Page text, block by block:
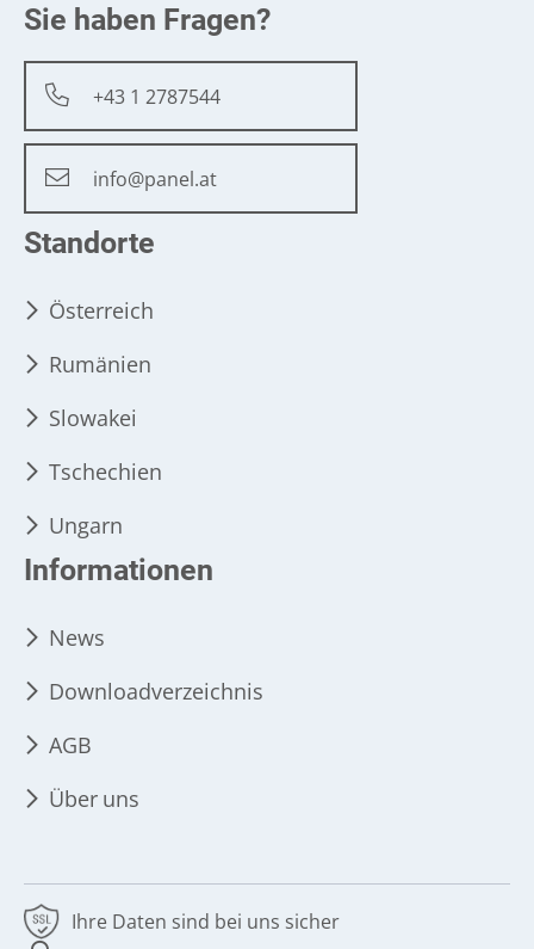
Sie haben Fragen?
+43 1 2787544
info@panel.at
Standorte
Österreich
Rumänien
Slowakei
Tschechien
Ungarn
Informationen
News
Downloadverzeichnis
AGB
Über uns
Ihre Daten sind bei uns sicher